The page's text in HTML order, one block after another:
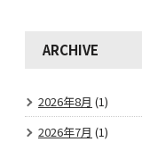
ARCHIVE
2026年8月 (1)
2026年7月 (1)